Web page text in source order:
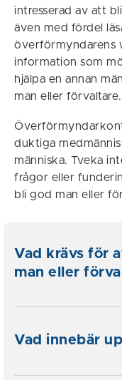
intresserad av att
även med fördel
överförmyndarens
information som
hjälpa en annan
man eller förvaltare.
duktiga
människa. Tveka
frågor eller
bli god man eller
Vad krävs för
man eller
Vad innebär